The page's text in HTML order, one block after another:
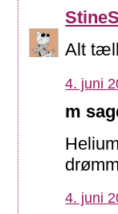
Alt
4. juni
m
4. juni